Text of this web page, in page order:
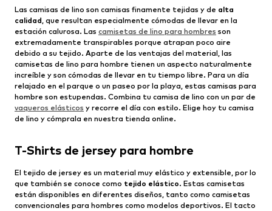
Las camisas de lino son camisas finamente tejidas y de alta
calidad, que resultan especialmente cómodas de llevar en la
estación calurosa. Las camisetas de lino para hombres son
extremadamente transpirables porque atrapan poco aire
debido a su tejido. Aparte de las ventajas del material, las
camisetas de lino para hombre tienen un aspecto naturalmente
increíble y son cómodas de llevar en tu tiempo libre. Para un día
relajado en el parque o un paseo por la playa, estas camisas para
hombre son estupendas. Combina tu camisa de lino con un par de
vaqueros elásticos y recorre el día con estilo. Elige hoy tu camisa
de lino y cómprala en nuestra tienda online.
T-Shirts de jersey para hombre
El tejido de jersey es un material muy elástico y extensible, por lo
que también se conoce como tejido elástico. Estas camisetas
están disponibles en diferentes diseños, tanto como camisetas
convencionales para hombres como modelos deportivos. El tacto